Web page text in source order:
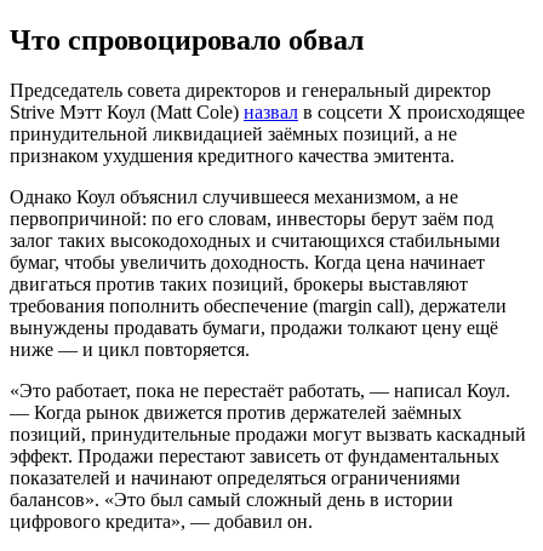
Что спровоцировало обвал
Председатель совета директоров и генеральный директор
Strive Мэтт Коул (Matt Cole) назвал в соцсети X происходящее
принудительной ликвидацией заёмных позиций, а не
признаком ухудшения кредитного качества эмитента.
Однако Коул объяснил случившееся механизмом, а не
первопричиной: по его словам, инвесторы берут заём под
залог таких высокодоходных и считающихся стабильными
бумаг, чтобы увеличить доходность. Когда цена начинает
двигаться против таких позиций, брокеры выставляют
требования пополнить обеспечение (margin call), держатели
вынуждены продавать бумаги, продажи толкают цену ещё
ниже — и цикл повторяется.
«Это работает, пока не перестаёт работать, — написал Коул.
— Когда рынок движется против держателей заёмных
позиций, принудительные продажи могут вызвать каскадный
эффект. Продажи перестают зависеть от фундаментальных
показателей и начинают определяться ограничениями
балансов». «Это был самый сложный день в истории
цифрового кредита», — добавил он.